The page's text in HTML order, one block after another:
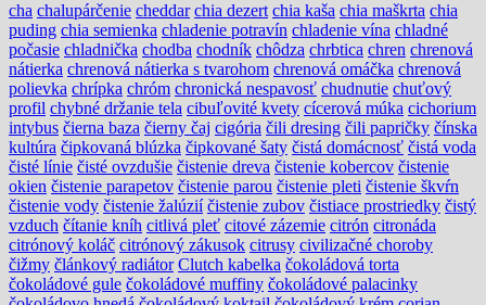
cha chalupárčenie cheddar chia dezert chia kaša chia maškrta chia
puding chia semienka chladenie potravín chladenie vína chladné
počasie chladnička chodba chodník chôdza chrbtica chren chrenová
nátierka chrenová nátierka s tvarohom chrenová omáčka chrenová
polievka chrípka chróm chronická nespavosť chudnutie chuťový
profil chybné držanie tela cibuľovité kvety cícerová múka cichorium
intybus čierna baza čierny čaj cigória čili dresing čili papričky čínska
kultúra čipkovaná blúzka čipkované šaty čistá domácnosť čistá voda
čisté línie čisté ovzdušie čistenie dreva čistenie kobercov čistenie
okien čistenie parapetov čistenie parou čistenie pleti čistenie škvŕn
čistenie vody čistenie žalúzií čistenie zubov čistiace prostriedky čistý
vzduch čítanie kníh citlivá pleť citové zázemie citrón citronáda
citrónový koláč citrónový zákusok citrusy civilizačné choroby
čižmy článkový radiátor Clutch kabelka čokoládová torta
čokoládové gule čokoládové muffiny čokoládové palacinky